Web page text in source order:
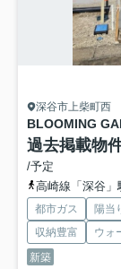
深谷市上柴町西
BLOOMING
過去掲載物
/予定
高崎線「深谷」
都市ガス 陽当
収納豊富
ウォ
新築